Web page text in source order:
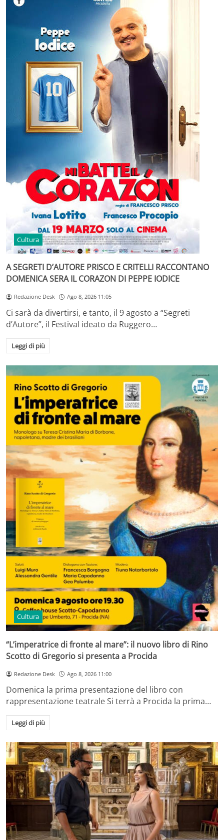
Cultura
A SEGRETI D’AUTORE PRISCO E CRITELLI RACCONTANO
DOMENICA SERA IL CORAZON DI PEPPE IODICE
Redazione Desk Ago 8, 2026 11:05
Ci sarà da divertirsi, e tanto, il 9 agosto a “Segreti
d’Autore”, il Festival ideato da Ruggero…
Leggi di più
Cultura
“L’imperatrice di fronte al mare”: il nuovo libro di Rino
Scotto di Gregorio si presenta a Procida
Redazione Desk Ago 8, 2026 11:00
Domenica la prima presentazione del libro con
rappresentazione teatrale Si terrà a Procida la prima…
Leggi di più